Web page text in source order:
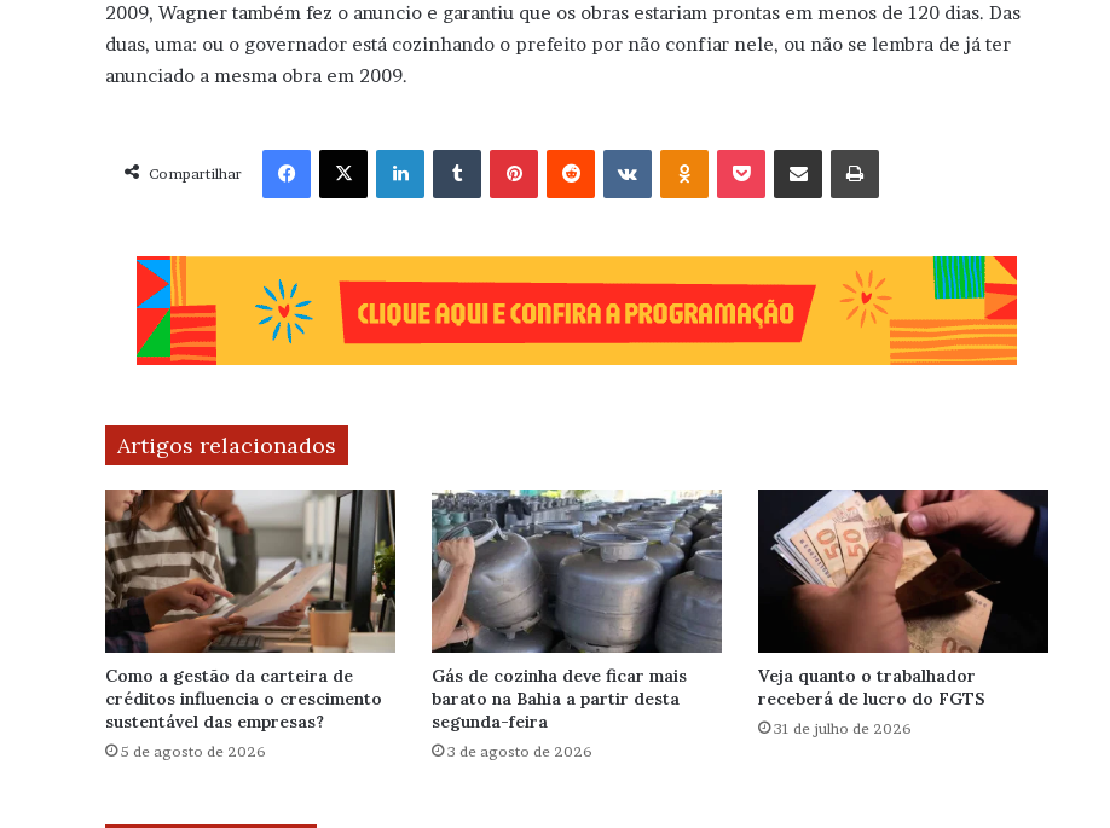
2009, Wagner também fez o anuncio e garantiu que os obras estariam prontas em menos de 120 dias. Das
duas, uma: ou o governador está cozinhando o prefeito por não confiar nele, ou não se lembra de já ter
anunciado a mesma obra em 2009.
Compartilhar
Facebook X Linkedin VK OK
Artigos relacionados
Como a gestão da carteira de
créditos influencia o crescimento
sustentável das empresas?
5 de agosto de 2026
Gás de cozinha deve ficar mais
barato na Bahia a partir desta
segunda-feira
3 de agosto de 2026
Veja quanto o trabalhador
receberá de lucro do FGTS
31 de julho de 2026